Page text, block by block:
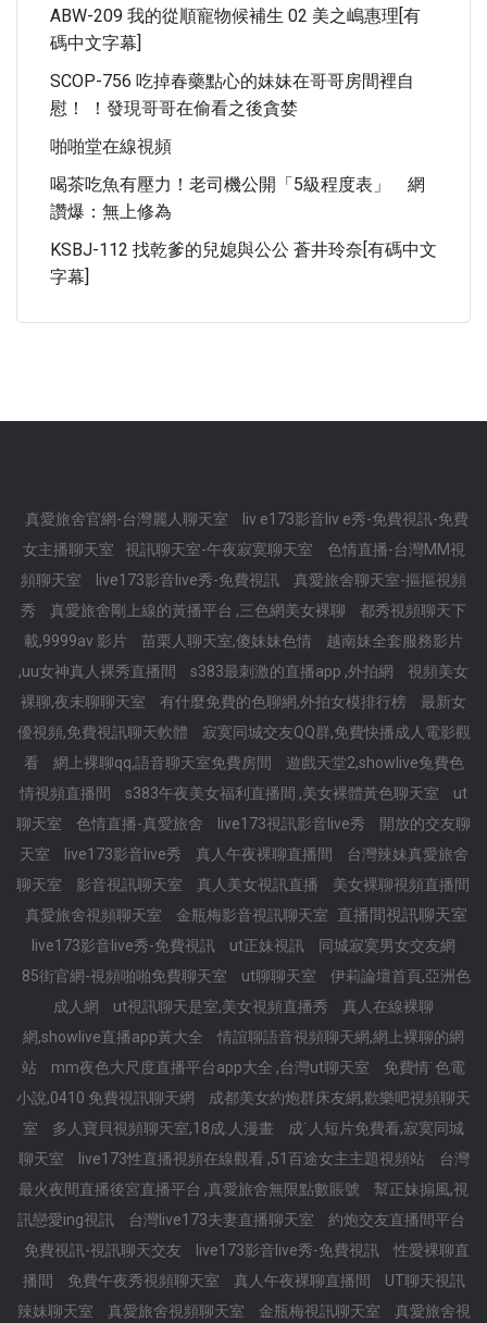
ABW-209 我的從順寵物候補生 02 美之嶋惠理[有
碼中文字幕]
SCOP-756 吃掉春藥點心的妹妹在哥哥房間裡自
慰！ ！發現哥哥在偷看之後貪婪
啪啪堂在線視頻
喝茶吃魚有壓力！老司機公開「5級程度表」 網
讚爆：無上修為
KSBJ-112 找乾爹的兒媳與公公 蒼井玲奈[有碼中文
字幕]
真愛旅舍官網-台灣麗人聊天室
liv e173影音liv e秀-免費視訊-免費
女主播聊天室
視訊聊天室-午夜寂寞聊天室
色情直播-台灣MM視
頻聊天室
live173影音live秀-免費視訊
真愛旅舍聊天室-摳摳視頻
秀
真愛旅舍剛上線的黃播平台 ,三色網美女裸聊
都秀視頻聊天下
載,9999av 影片
苗栗人聊天室,傻妹妹色情
越南妹全套服務影片
,uu女神真人裸秀直播間
s383最刺激的直播app ,外拍網
視頻美女
裸聊,夜未聊聊天室
有什麼免費的色聊網,外拍女模排行榜
最新女
優視頻,免費視訊聊天軟體
寂寞同城交友QQ群,免費快播成人電影觀
看
網上裸聊qq,語音聊天室免費房間
遊戲天堂2,showlive兔費色
情視頻直播間
s383午夜美女福利直播間 ,美女裸體黃色聊天室
ut
聊天室
色情直播-真愛旅舍 live173視訊影音live秀
開放的交友聊
天室
live173影音live秀 真人午夜裸聊直播間
台灣辣妹真愛旅舍
聊天室
影音視訊聊天室 真人美女視訊直播
美女裸聊視頻直播間
真愛旅舍視頻聊天室
金瓶梅影音視訊聊天室 直播間視訊聊天室
live173影音live秀-免費視訊 ut正妹視訊
同城寂寞男女交友網
85街官網-視頻啪啪免費聊天室
ut聊聊天室
伊莉論壇首頁,亞洲色
成人網
ut視訊聊天是室,美女視頻直播秀
真人在線裸聊
網,showlive直播app黃大全
情誼聊語音視頻聊天網,網上裸聊的網
站
mm夜色大尺度直播平台app大全 ,台灣ut聊天室
免費情˙色電
小說,0410 免費視訊聊天網
成都美女約炮群床友網,歡樂吧視頻聊天
室
多人寶貝視頻聊天室,18成.人漫畫
成˙人短片免費看,寂寞同城
聊天室
live173性直播視頻在線觀看 ,51百途女主主題視頻站
台灣
最火夜間直播後宮直播平台 ,真愛旅舍無限點數賬號
幫正妹搧風,視
訊戀愛ing視訊
台灣live173夫妻直播聊天室
約炮交友直播間平台
免費視訊-視訊聊天交友
live173影音live秀-免費視訊
性愛裸聊直
播間
免費午夜秀視頻聊天室 真人午夜裸聊直播間
UT聊天視訊
辣妹聊天室
真愛旅舍視頻聊天室 金瓶梅視訊聊天室 真愛旅舍視